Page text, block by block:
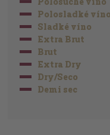
Polosladké víno
Sladké víno
Extra Brut
Brut
Extra Dry
Dry/Seco
Demi sec